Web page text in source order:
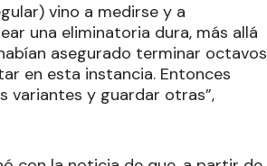
vino a medirse y a
una eliminatoria dura, más allá
asegurado terminar octavos
en esta instancia. Entonces
variantes y guardar otras”,